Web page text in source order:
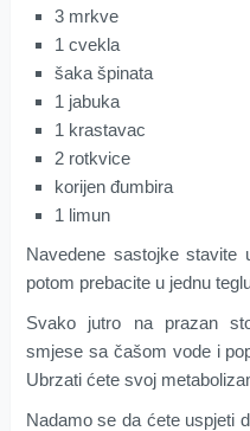
3 mrkve
1 cvekla
šaka špinata
1 jabuka
1 krastavac
2 rotkvice
korijen đumbira
1 limun
Navedene sastojke stavite
potom prebacite u jednu
Svako jutro na prazan
smjese sa čašom vode i
Ubrzati ćete svoj
Nadamo se da ćete uspjeti